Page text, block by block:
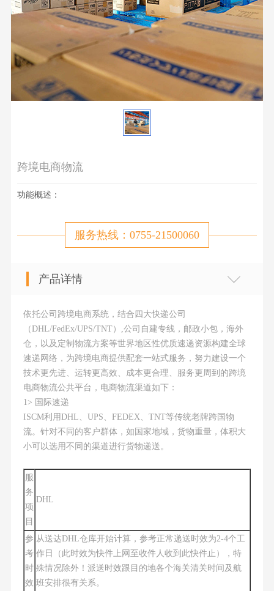
跨境电商物流
功能概述：
服务热线：0755-21500060
产品详情
依托公司跨境电商系统，结合四大快递公司
（DHL/FedEx/UPS/TNT）,公司自建专线，邮政小包，海外
仓，以及定制物流方案等世界地区性优质速递资源构建全球
速递网络，为跨境电商提供配套一站式服务，努力建设一个
技术更先进、运转更高效、成本更合理、服务更周到的跨境
电商物流公共平台，电商物流渠道如下：
1> 国际速递
ISCM利用DHL、UPS、FEDEX、TNT等传统老牌跨国物
流。针对不同的客户群体，如国家地域，货物重量，体积大
小可以选用不同的渠道进行货物递送。
服
务
项
目
DHL
参
考
时
效
从送达DHL仓库开始计算，参考正常递送时效为2-4个工
作日（此时效为快件上网至收件人收到此快件止），特
殊情况除外！派送时效跟目的地各个海关清关时间及航
班安排很有关系。